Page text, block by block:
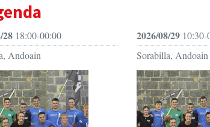
28 18:00-00:00
Andoain
2026/08/2910:30-
Sorabilla, Andoain